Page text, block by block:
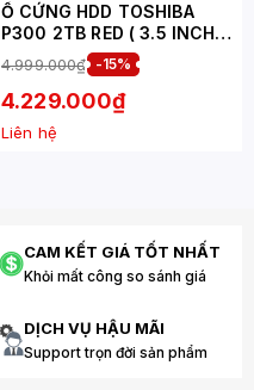
Ổ CỨNG HDD TOSHIBA
P300 2TB RED ( 3.5 INCH
SATA III - 7200RPM -
256MB ) ( HDWD320AZSTA
)
4.999.000₫ -15%
4.229.000₫
Liên hệ
CAM KẾT GIÁ TỐT NHẤT
Khỏi mất công so sánh giá
DỊCH VỤ HẬU MÃI
Support trọn đời sản phẩm